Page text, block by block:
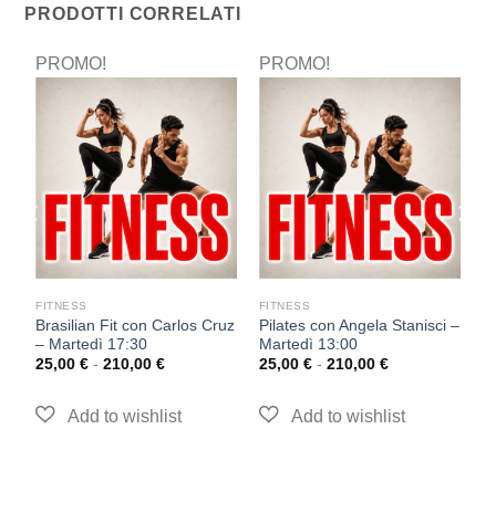
PRODOTTI CORRELATI
PROMO!
FITNESS
Brasilian Fit con Carlos Cruz
– Martedì 17:30
25,00€ - 210,00€
PROMO!
FITNESS
Pilates con Angela Stanisci –
Martedì 13:00
25,00 € - 210,00 €